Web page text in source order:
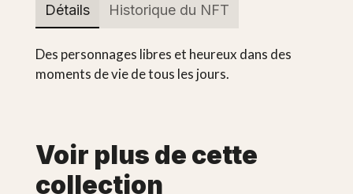
Détails Historique du NFT
Des personnages libres et heureux dans des
moments de vie de tous les jours.
Voir plus de cette
collection